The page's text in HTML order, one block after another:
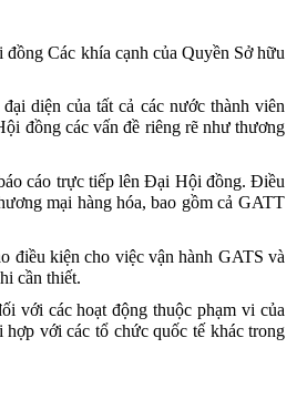
đồng Các khía cạnh của Quyền Sở hữu
đại diện của tất cả các nước thành viên
đồng các vấn đề riêng rẽ như thương
cáo trực tiếp lên Đại Hội đồng.Điều
mại hàng hóa, bao gồm cả GATT
điều kiện cho việc vận hành GATSvà
cần thiết.
với các hoạt động thuộc phạm vicủa
hợp với các tổ chức quốc tế khác trong